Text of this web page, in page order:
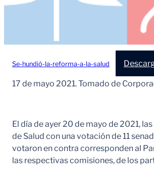
Se-hundió-la-reforma-a-la-salud
17 de mayo 2021. Tomado de
El día de ayer 20 de mayo de 2021,
de Salud con una votación de 11
votaron en contra corresponden al
las respectivas comisiones, de los